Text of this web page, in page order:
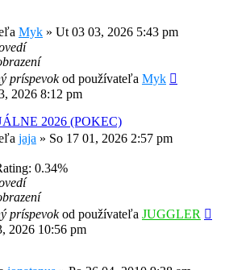
Myk » Ut 03 03, 2026 5:43 pm
príspevokod používateľa Myk
2026 8:12 pm
2026 (POKEC)
jaja » So 17 01, 2026 2:57 pm
0.34%
príspevokod používateľa JUGGLER
2026 10:56 pm